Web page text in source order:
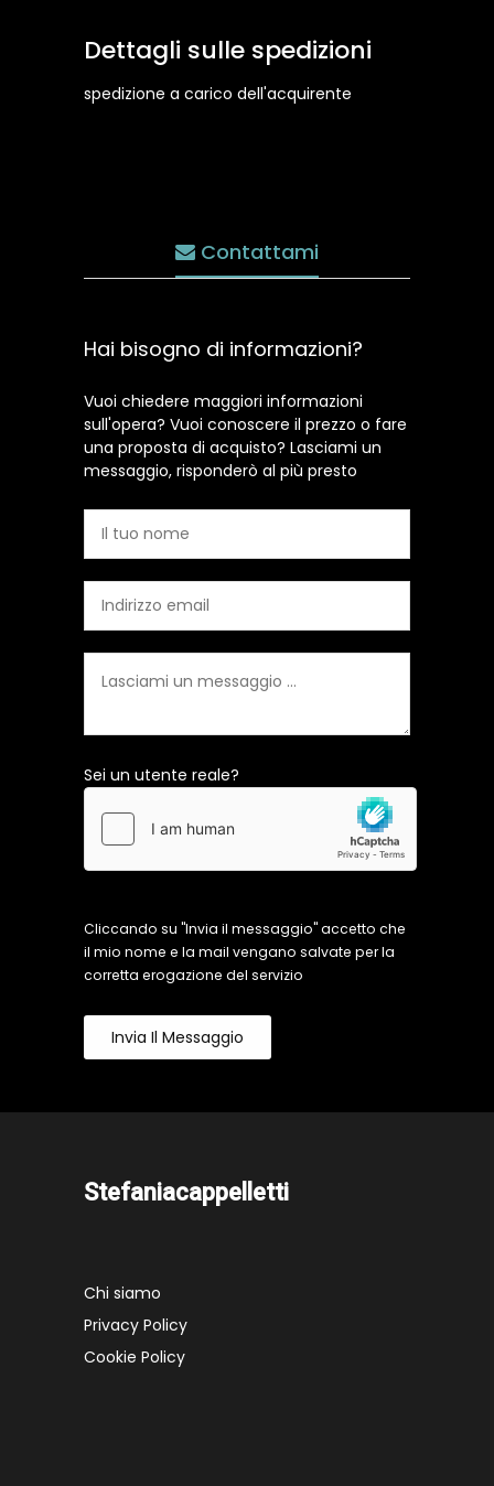
Dettagli sulle spedizioni
spedizione a carico dell'acquirente
Contattami
Hai bisogno di informazioni?
Vuoi chiedere maggiori informazioni
sull'opera? Vuoi conoscere il prezzo o fare
una proposta di acquisto? Lasciami un
messaggio, risponderò al più presto
Sei un utente reale?
Cliccando su "Invia il messaggio" accetto che
il mio nome e la mail vengano salvate per la
corretta erogazione del servizio
Invia Il Messaggio
Stefaniacappelletti
Chi siamo
Privacy Policy
Cookie Policy